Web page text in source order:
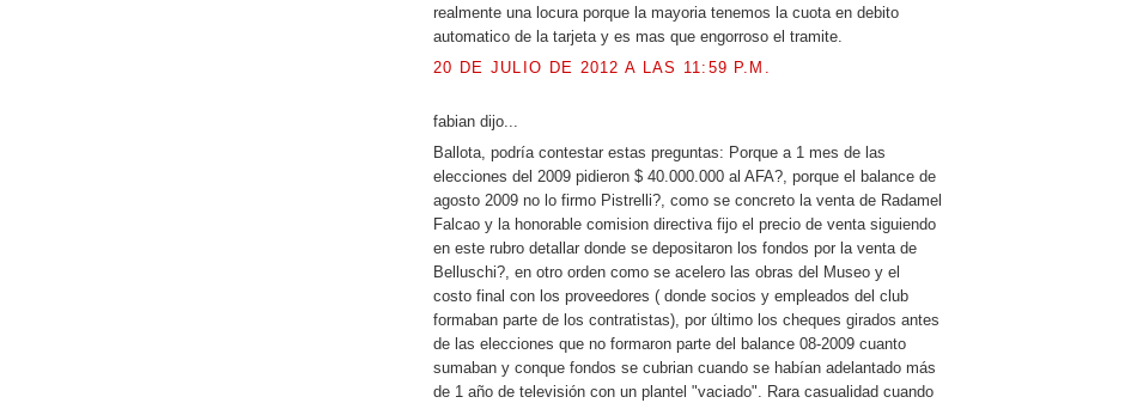
realmente una locura porque la mayoria tenemos la cuota en debito
automatico de la tarjeta y es mas que engorroso el tramite.
20 DE JULIO DE 2012 A LAS 11:59 P.M.
fabian dijo...
Ballota, podría contestar estas preguntas: Porque a 1 mes de las
elecciones del 2009 pidieron $ 40.000.000 al AFA?, porque el balance de
agosto 2009 no lo firmo Pistrelli?, como se concreto la venta de Radamel
Falcao y la honorable comision directiva fijo el precio de venta siguiendo
en este rubro detallar donde se depositaron los fondos por la venta de
Belluschi?, en otro orden como se acelero las obras del Museo y el
costo final con los proveedores ( donde socios y empleados del club
formaban parte de los contratistas), por último los cheques girados antes
de las elecciones que no formaron parte del balance 08-2009 cuanto
sumaban y conque fondos se cubrian cuando se habían adelantado más
de 1 año de televisión con un plantel "vaciado". Rara casualidad cuando